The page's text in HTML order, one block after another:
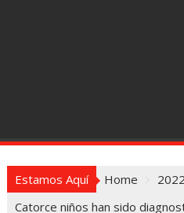
Estamos Aquí Home 2022
Catorce niños han sido